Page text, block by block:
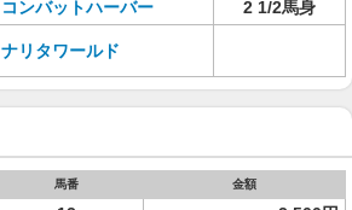
コンバットハーバー
2 1/2馬身
ナリタワールド
馬番 金額